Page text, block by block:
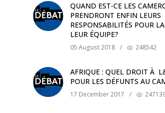
QUAND EST-CE LES
PRENDRONT ENFIN LEURS
RESPONSABILITÉS POUR
LEUR ÉQUIPE?
05 August 2018 / 248542
AFRIQUE : QUEL DROIT À
POUR LES DÉFUNTS AU
17 December 2017 /